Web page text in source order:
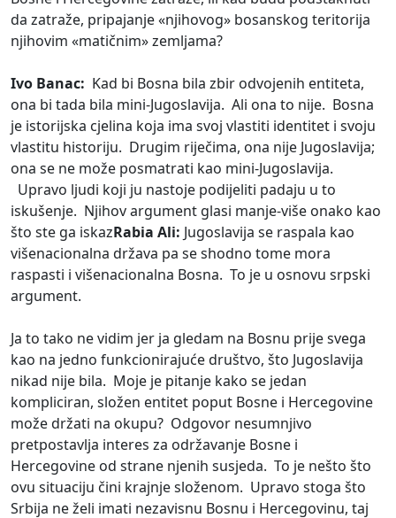
da zatraže, pripajanje «njihovog» bosanskog teritorija
njihovim «matičnim» zemljama?
Ivo Banac: Kad bi Bosna bila zbir odvojenih entiteta,
ona bi tada bila mini-Jugoslavija. Ali ona to nije. Bosna
je istorijska cjelina koja ima svoj vlastiti identitet i svoju
vlastitu historiju. Drugim riječima, ona nije Jugoslavija;
ona se ne može posmatrati kao mini-Jugoslavija.
Upravo ljudi koji ju nastoje podijeliti padaju u to
iskušenje. Njihov argument glasi manje-više onako kao
što ste ga iskazRabia Ali: Jugoslavija se raspala kao
višenacionalna država pa se shodno tome mora
raspasti i višenacionalna Bosna. To je u osnovu srpski
argument.
Ja to tako ne vidim jer ja gledam na Bosnu prije svega
kao na jedno funkcionirajuće društvo, što Jugoslavija
nikad nije bila. Moje je pitanje kako se jedan
kompliciran, složen entitet poput Bosne i Hercegovine
može držati na okupu? Odgovor nesumnjivo
pretpostavlja interes za održavanje Bosne i
Hercegovine od strane njenih susjeda. To je nešto što
ovu situaciju čini krajnje složenom. Upravo stoga što
Srbija ne želi imati nezavisnu Bosnu i Hercegovinu, taj